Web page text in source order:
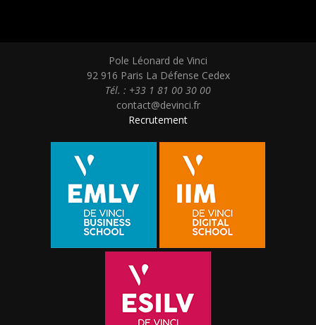
Pole Léonard de Vinci
92 916 Paris La Défense Cedex
Tél. : +33 1 81 00 30 00
contact@devinci.fr
Recrutement